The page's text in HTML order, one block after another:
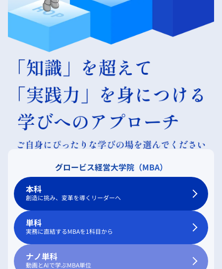
グロービス経営大学院（MBA）
本科
創造に挑み、変革を導くリーダーへ
単科
実務に直結するMBAを1科目から
ナノ単科
動画とAIで学ぶMBA単位